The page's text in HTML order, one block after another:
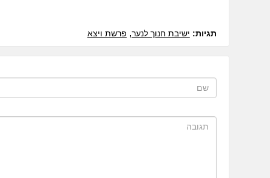
תגיות: ישיבת חנוך לנער, פרשת ויצא